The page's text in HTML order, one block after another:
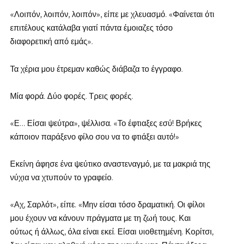
«Λοιπόν, λοιπόν, λοιπόν», είπε με χλευασμό. «Φαίνεται ότι
επιτέλους κατάλαβα γιατί πάντα έμοιαζες τόσο
διαφορετική από εμάς».
Τα χέρια μου έτρεμαν καθώς διάβαζα το έγγραφο.
Μία φορά. Δύο φορές. Τρεις φορές.
«Ε… Είσαι ψεύτρα», ψέλλισα. «Το έφτιαξες εσύ! Βρήκες
κάποιον παράξενο φίλο σου να το φτιάξει αυτό!»
Εκείνη άφησε ένα ψεύτικο αναστεναγμό, με τα μακριά της
νύχια να χτυπούν το γραφείο.
«Αχ, Σαρλότ», είπε. «Μην είσαι τόσο δραματική. Οι φίλοι
μου έχουν να κάνουν πράγματα με τη ζωή τους. Και
ούτως ή άλλως, όλα είναι εκεί. Είσαι υιοθετημένη. Κορίτσι,